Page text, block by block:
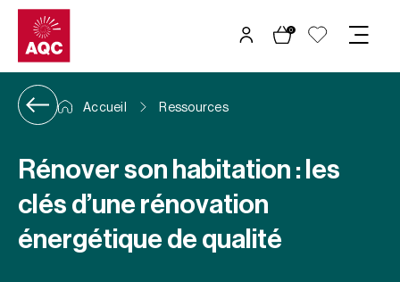
Panneau de gestion des cookies
0
Accueil Ressources
Rénover son habitation : les
clés d’une rénovation
énergétique de qualité